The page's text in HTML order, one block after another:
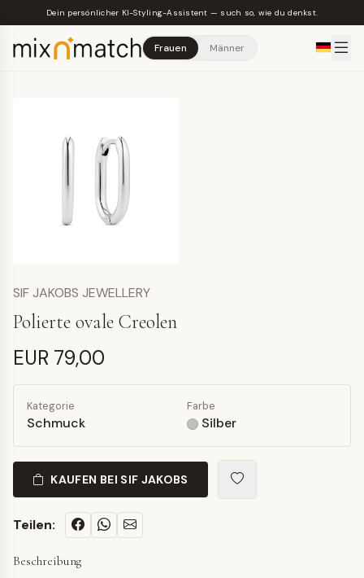
Skip to main content
Dein persönlicher KI-Styling-Assistent — such so, wie du denkst.
Frauen Männer
SIF JAKOBS JEWELLERY
Polierte ovale Creolen
EUR 79,00
Kategorie
Schmuck
Farbe
Silber
KAUFEN BEI SIF JAKOBS
Teilen:
Beschreibung